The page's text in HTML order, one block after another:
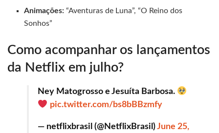
Animações: “Aventuras de Luna”, “O Reino dos
Sonhos”
Como acompanhar os lançamentos
da Netflix em julho?
Ney Matogrosso e Jesuíta Barbosa.
pic.twitter.com/bs8bBBzmfy
— netflixbrasil (@NetflixBrasil)June 25,